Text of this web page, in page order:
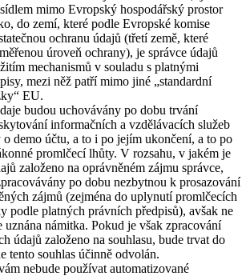
mimo Evropský hospodářský prostor
do zemí, které podle Evropské komise
ochranu údajů (třetí země, které
úroveň ochrany), je správce údajů
mechanismů v souladu s platnými
mezi něž patří mimo jiné „standardní
EU.
budou uchovávány po dobu trvání
informačních a vzdělávacích služeb
demo účtu, a to i po jejím ukončení, a to po
promlčecí lhůty. V rozsahu, v jakém je
založeno na oprávněném zájmu správce,
po dobu nezbytnou k prosazování
zájmů (zejména do uplynutí promlčecích
podle platných právních předpisů), avšak ne
uznána námitka. Pokud je však zpracování
údajů založeno na souhlasu, bude trvat do
tento souhlas účinně odvolán.
nebude používat automatizované